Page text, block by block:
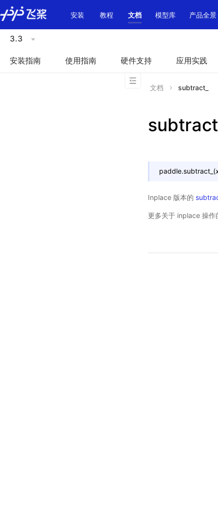
\u200E
安装
教程 文档 模型库 产品全景
3.3
安装指南 使用指南 硬件支持 应用实践
文档 subtract_
paddle.subtract_ (
Inplace 版本的
更多关于 inplace 操